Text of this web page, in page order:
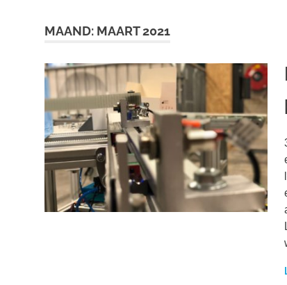
MAAND: MAART 2021